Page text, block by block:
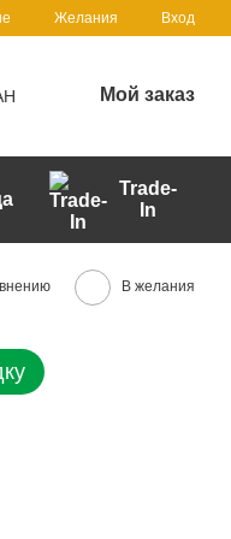
Желания Вход
Мой заказ
Trade-
In
В желания